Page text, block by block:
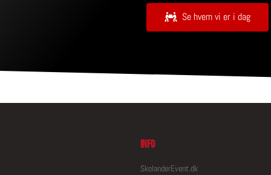
Se hvem vi er i dag
Info
SkolanderEvent.dk